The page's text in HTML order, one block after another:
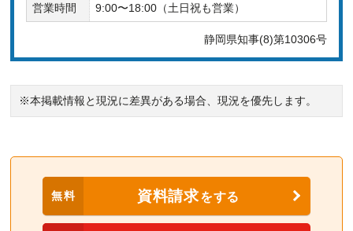
営業時間 9:00〜18:00（土日祝も営業）
静岡県知事(8)第10306号
※本掲載情報と現況に差異がある場合、現況を優先します。
無料 資料請求をする